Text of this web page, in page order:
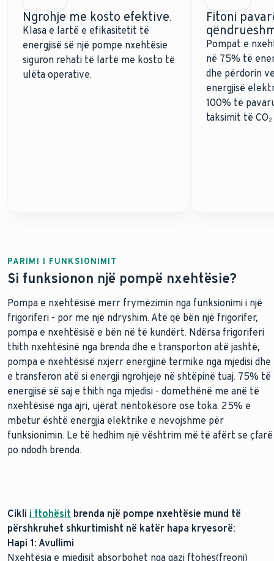
Ngrohje me kosto efektive.
Klasa e lartë e efikasitetit të
energjisë së një pompe nxehtësie
siguron rehati të lartë me kosto të
ulëta operative.
Fitoni
Pompat e
në 75% të
dhe përdorin
energjisë
100% të
taksimit të
PARIMI I FUNKSIONIMIT
Si funksionon një pompë nxehtësie?
Pompa e nxehtësisë merr frymëzimin nga funksionimi i një
frigoriferi - por me një ndryshim. Atë që bën një frigorifer,
pompa e nxehtësisë e bën në të kundërt. Ndërsa frigoriferi
thith nxehtësinë nga brenda dhe e transporton atë jashtë,
pompa e nxehtësisë nxjerr energjinë termike nga mjedisi dhe
e transferon atë si energji ngrohjeje në shtëpinë tuaj. 75% të
energjisë së saj e thith nga mjedisi - domethënë me anë të
nxehtësisë nga ajri, ujërat nëntokësore ose toka. 25% e
mbetur është energjia elektrike e nevojshme për
funksionimin. Le të hedhim një vështrim më të afërt se çfarë
po ndodh brenda.
Cikli i ftohësit brenda një pompe nxehtësie mund të
përshkruhet shkurtimisht në katër hapa kryesorë:
Hapi 1: Avullimi
Nxehtësia e mjedisit absorbohet nga gazi ftohës(freoni)